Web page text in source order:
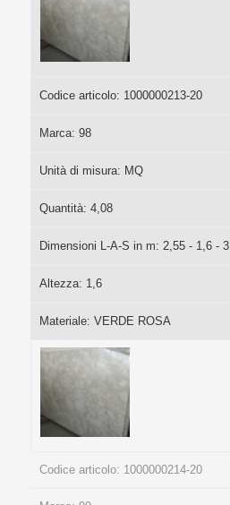
Codice articolo: 1000000213-20
Marca: 98
Unità di misura: MQ
Quantità: 4,08
Dimensioni L-A-S in m: 2,55 - 1,6 - 3
Altezza: 1,6
Materiale: VERDE ROSA
Codice articolo: 1000000214-20